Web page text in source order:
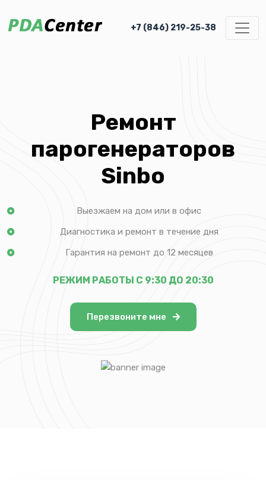
+7 (846) 219-25-38
Ремонт
парогенераторов
Sinbo
Выезжаем на дом или в офис
Диагностика и ремонт в течение дня
Гарантия на ремонт до 12 месяцев
РЕЖИМ РАБОТЫ С 9:30 ДО 20:30
Перезвоните мне